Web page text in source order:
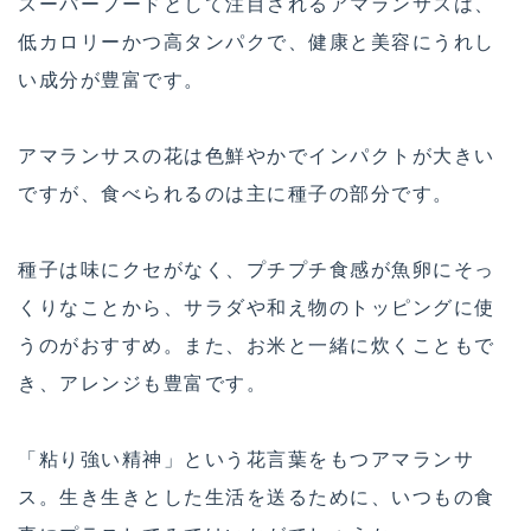
低カロリーかつ高タンパクで、健康と美容にうれし
い成分が豊富です。
アマランサスの花は色鮮やかでインパクトが大きい
ですが、食べられるのは主に種子の部分です。
種子は味にクセがなく、プチプチ食感が魚卵にそっ
くりなことから、サラダや和え物のトッピングに使
うのがおすすめ。また、お米と一緒に炊くこともで
き、アレンジも豊富です。
「粘り強い精神」という花言葉をもつアマランサ
ス。生き生きとした生活を送るために、いつもの食